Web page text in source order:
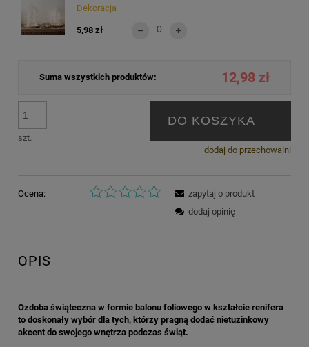
Dekoracja
5,98 zł
Suma wszystkich produktów: 12,98 zł
szt.
DO KOSZYKA
dodaj do przechowalni
Ocena:
zapytaj o produkt
dodaj opinię
OPIS
Ozdoba świąteczna w formie balonu foliowego w kształcie renifera
to doskonały wybór dla tych, którzy pragną dodać nietuzinkowy
akcent do swojego wnętrza podczas świąt.